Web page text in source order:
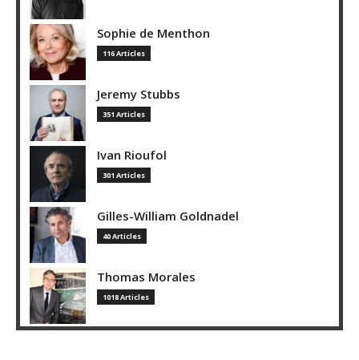
Sophie de Menthon
116 Articles
Jeremy Stubbs
351 Articles
Ivan Rioufol
301 Articles
Gilles-William Goldnadel
40 Articles
Thomas Morales
1018 Articles